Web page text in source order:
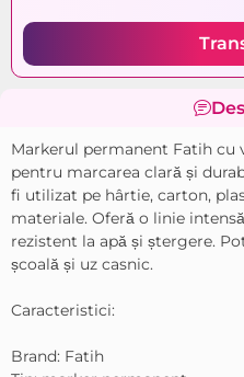
Markerul permanent Fatih cu
pentru marcarea clară și
fi utilizat pe hârtie, carton,
materiale. Oferă o linie
rezistent la apă și ștergere.
școală și uz casnic.
Caracteristici:
Brand: Fatih